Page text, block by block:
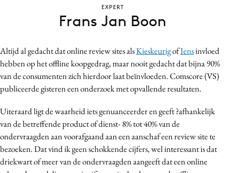
Contentmarketing
Craft
Customer Experience
Design
Digital transformation
Diversiteit
Effectiviteit
Altijd al gedacht dat online review sites alsKieskeurigofIensinvloed
hebben op het offline koopgedrag, maar nooit gedacht dat bijna 90%
van de consumenten zich hierdoor laat beïnvloeden. Comscore (VS)
publiceerde gisteren een onderzoek met opvallende resultaten.
Uiteraard ligt de waarheid iets genuanceerder en geeft ?afhankelijk
van de betreffende product of dienst- 8% tot 40% van de
ondervraagden aan voorafgaand aan een aanschaf een review site te
bezoeken. Dat vind ik geen schokkende cijfers, wel interessant is dat
driekwart of meer van de ondervraagden aangeeft dat een online
EXPERT
Frans Jan Boon